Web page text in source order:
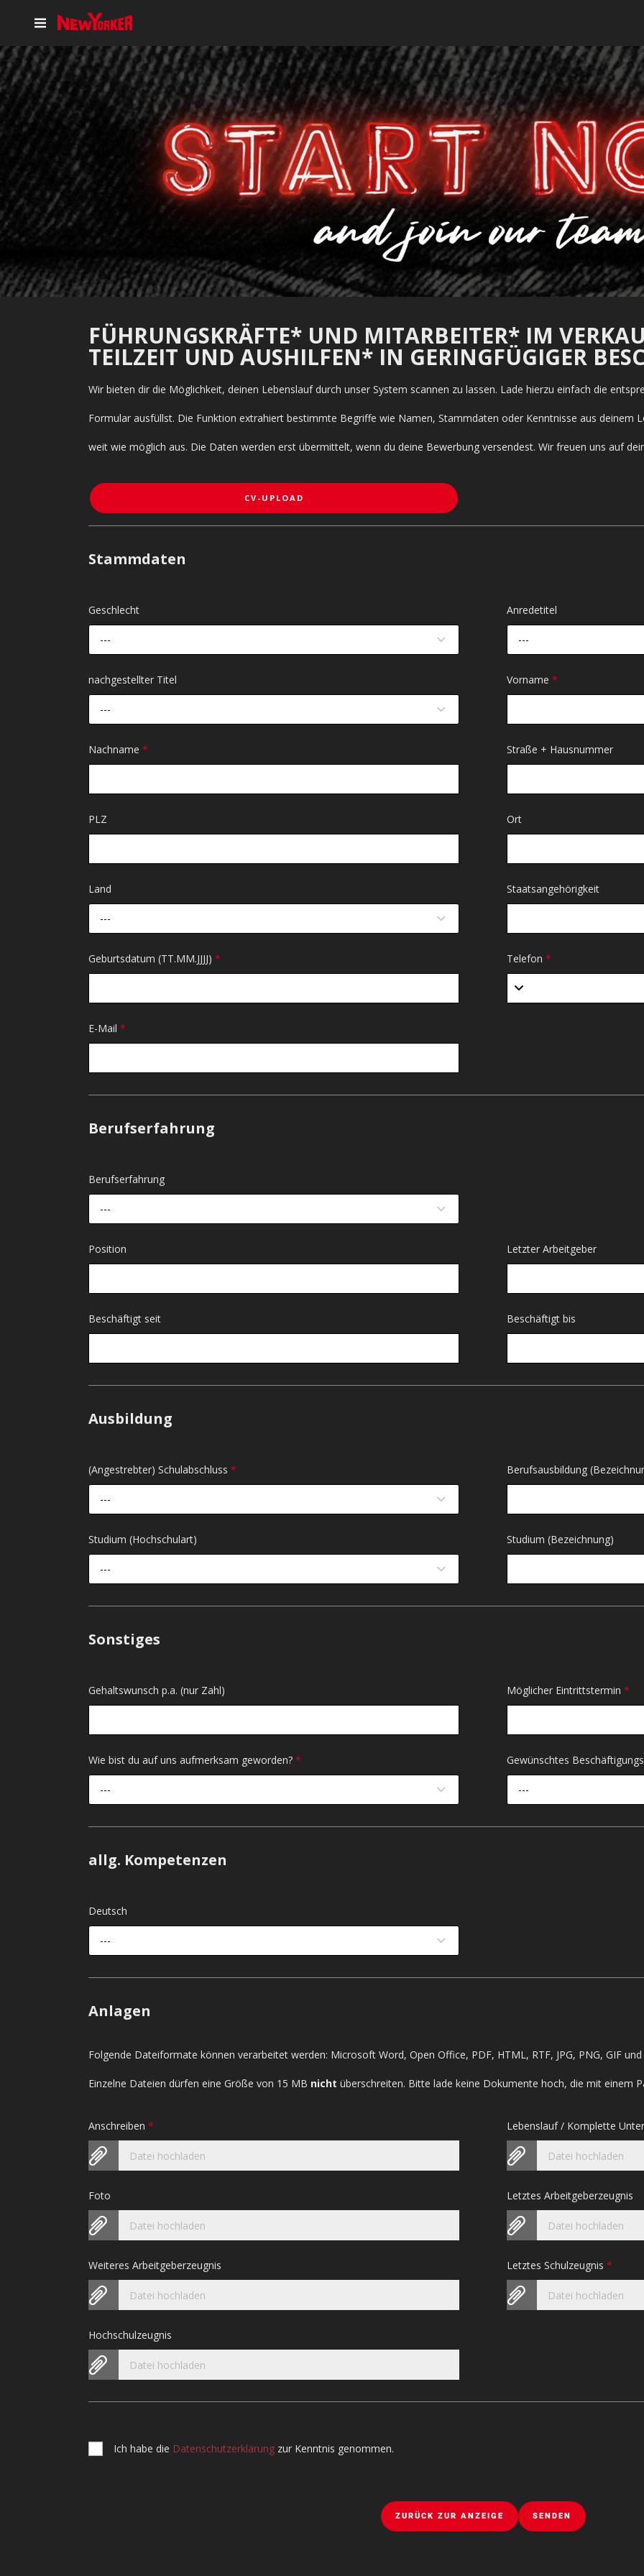
FÜHRUNGSKRÄFTE* UND MITARBEITER* IM
TEILZEIT UND AUSHILFEN* IN GERINGFÜGIGER
Wir bieten dir die Möglichkeit, deinen Lebenslauf durch unser System scannen zu lassen. Lade hierzu einfach die
Formular ausfüllst. Die Funktion extrahiert bestimmte Begriffe wie Namen, Stammdaten oder Kenntnisse aus deinem
weit wie möglich aus. Die Daten werden erst übermittelt, wenn du deine Bewerbung versendest. Wir freuen uns auf
CV-UPLOAD
Stammdaten
Geschlecht
---
Anredetitel
---
nachgestellter Titel
---
Vorname *
Nachname * Straße + Hausnummer
PLZ Ort
Land
---
Staatsangehörigkeit
Geburtsdatum (TT.MM.JJJJ) * Telefon *
E-Mail *
Berufserfahrung
Berufserfahrung
---
Position Letzter Arbeitgeber
Beschäftigt seit Beschäftigt bis
Ausbildung
(Angestrebter) Schulabschluss *
---
Berufsausbildung
Studium (Hochschulart)
---
Studium (Bezeichnung)
Sonstiges
Gehaltswunsch p.a. (nur Zahl) Möglicher Eintrittstermin *
Wie bist du auf uns aufmerksam geworden? *
---
Gewünschtes
---
allg. Kompetenzen
Deutsch
---
Anlagen
Folgende Dateiformate können verarbeitet werden: Microsoft Word, Open Office, PDF, HTML, RTF, JPG, PNG, GIF
Einzelne Dateien dürfen eine Größe von 15 MB nicht überschreiten. Bitte lade keine Dokumente hoch, die mit einem
Anschreiben *
Datei hochladen
Lebenslauf / Komplette
Datei hochladen
Foto
Datei hochladen
Letztes Arbeitgeberzeugnis
Datei hochladen
Weiteres Arbeitgeberzeugnis
Datei hochladen
Letztes Schulzeugnis *
Datei hochladen
Hochschulzeugnis
Datei hochladen
Ich habe die Datenschutzerklärung zur Kenntnis genommen.
ZURÜCK ZUR ANZEIGE SENDEN